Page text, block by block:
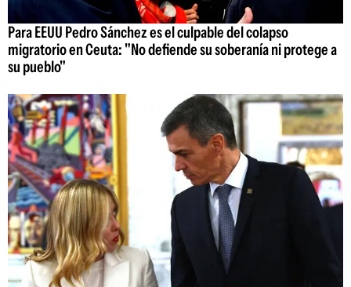
Para EEUU Pedro Sánchez es el culpable del colapso
migratorio en Ceuta: "No defiende su soberanía ni protege a
su pueblo"